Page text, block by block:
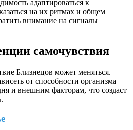
адаптироваться к
на их ритмах и общем
внимание на сигналы
самочувствия
Близнецов может меняться.
от способности организма
и внешним факторам, что создаст